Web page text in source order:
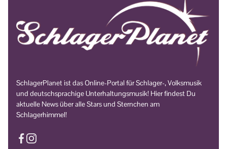
SchlagerPlanet ist das Online-Portal für Schlager-, Volksmusik
und deutschsprachige Unterhaltungsmusik! Hier findest Du
aktuelle News über alle Stars und Sternchen am
Schlagerhimmel!